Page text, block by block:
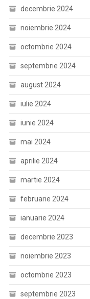
decembrie 2024
noiembrie 2024
octombrie 2024
septembrie 2024
august 2024
iulie 2024
iunie 2024
mai 2024
aprilie 2024
martie 2024
februarie 2024
ianuarie 2024
decembrie 2023
noiembrie 2023
octombrie 2023
septembrie 2023